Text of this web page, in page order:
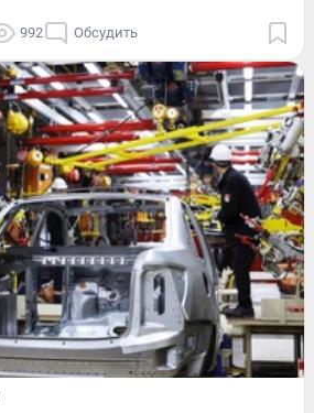
992 Обсудить